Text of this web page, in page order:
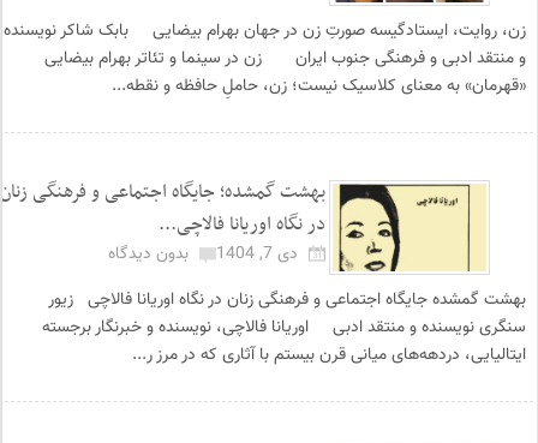
زن، روایت، ایستادگیسه صورتِ زن در جهان بهرام بیضایی بابک شاکر نویسنده
و منتقد ادبی و فرهنگی جنوب ایران زن در سینما و تئاتر بهرام بیضایی
«قهرمان» به معنای کلاسیک نیست؛ زن، حاملِ حافظه و نقطه...
بهشت گمشده؛ جایگاه اجتماعی و فرهنگی زنان
در نگاه اوریانا فالاچی...
دی 7, 1404
بدون دیدگاه
بهشت گمشده جایگاه اجتماعی و فرهنگی زنان در نگاه اوریانا فالاچی زیور
سنگری نویسنده و منتقد ادبی اوریانا فالاچی، نویسنده و خبرنگار برجسته
ایتالیایی، دردهه‌های میانی قرن بیستم با آثاری که در مرز ر...